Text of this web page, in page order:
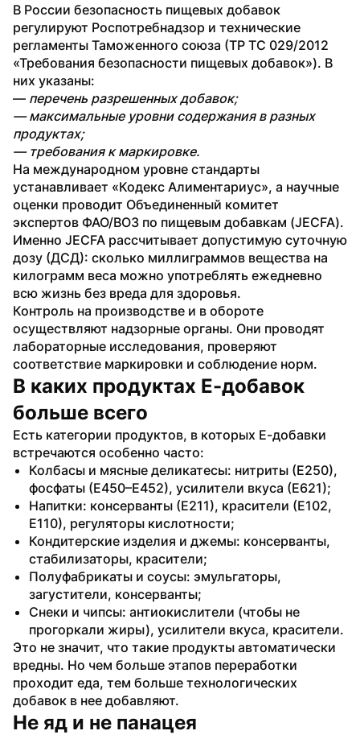
В России безопасность пищевых добавок
регулируют Роспотребнадзор и технические
регламенты Таможенного союза (ТР ТС 029/2012
«Требования безопасности пищевых добавок»). В
них указаны:
— перечень разрешенных добавок;
— максимальные уровни содержания в разных
продуктах;
— требования к маркировке.
На международном уровне стандарты
устанавливает «Кодекс Алиментариус», а научные
оценки проводит Объединенный комитет
экспертов ФАО/ВОЗ по пищевым добавкам (JECFA).
Именно JECFA рассчитывает допустимую суточную
дозу (ДСД): сколько миллиграммов вещества на
килограмм веса можно употреблять ежедневно
всю жизнь без вреда для здоровья.
Контроль на производстве и в обороте
осуществляют надзорные органы. Они проводят
лабораторные исследования, проверяют
соответствие маркировки и соблюдение норм.
В каких продуктах Е-добавок
больше всего
Есть категории продуктов, в которых Е-добавки
встречаются особенно часто:
Колбасы и мясные деликатесы: нитриты (Е250),
фосфаты (Е450–Е452), усилители вкуса (Е621);
Напитки: консерванты (Е211), красители (Е102,
Е110), регуляторы кислотности;
Кондитерские изделия и джемы: консерванты,
стабилизаторы, красители;
Полуфабрикаты и соусы: эмульгаторы,
загустители, консерванты;
Снеки и чипсы: антиокислители (чтобы не
прогоркали жиры), усилители вкуса, красители.
Это не значит, что такие продукты автоматически
вредны. Но чем больше этапов переработки
проходит еда, тем больше технологических
добавок в нее добавляют.
Не яд и не панацея